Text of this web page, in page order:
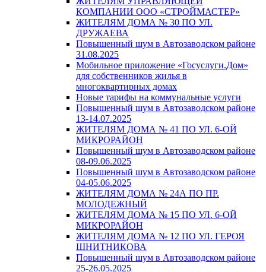
КОМПАНИИ ООО «СТРОЙМАСТЕР»
ЖИТЕЛЯМ ДОМА № 30 ПО УЛ.
ДРУЖАЕВА
Повышенный шум в Автозаводском районе
31.08.2025
Мобильное приложение «Госуслуги.Дом»
для собственников жилья в
многоквартирных домах
Новые тарифы на коммунальные услуги
Повышенный шум в Автозаводском районе
13-14.07.2025
ЖИТЕЛЯМ ДОМА № 41 ПО УЛ. 6-ОЙ
МИКРОРАЙОН
Повышенный шум в Автозаводском районе
08-09.06.2025
Повышенный шум в Автозаводском районе
04-05.06.2025
ЖИТЕЛЯМ ДОМА № 24А ПО ПР.
МОЛОДЕЖНЫЙ
ЖИТЕЛЯМ ДОМА № 15 ПО УЛ. 6-ОЙ
МИКРОРАЙОН
ЖИТЕЛЯМ ДОМА № 12 ПО УЛ. ГЕРОЯ
ШНИТНИКОВА
Повышенный шум в Автозаводском районе
25-26.05.2025